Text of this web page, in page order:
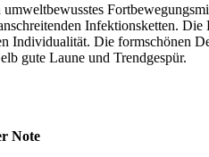
Infektionsketten. Die
Individualität. Die formschönen
gute Laune und Trendgespür.
Note